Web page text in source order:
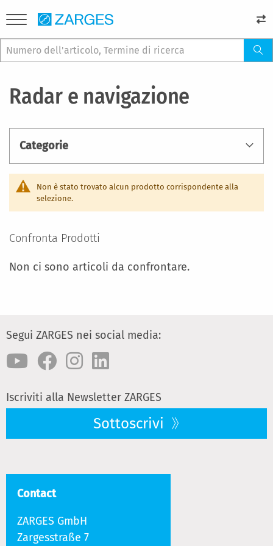
Radar e navigazione
Non è stato trovato alcun prodotto corrispondente alla
selezione.
Categorie
Confronta Prodotti
Non ci sono articoli da confrontare.
Segui ZARGES nei social media:
Iscriviti alla Newsletter ZARGES
Sottoscrivi
Contact
ZARGES GmbH
Zargesstraße 7